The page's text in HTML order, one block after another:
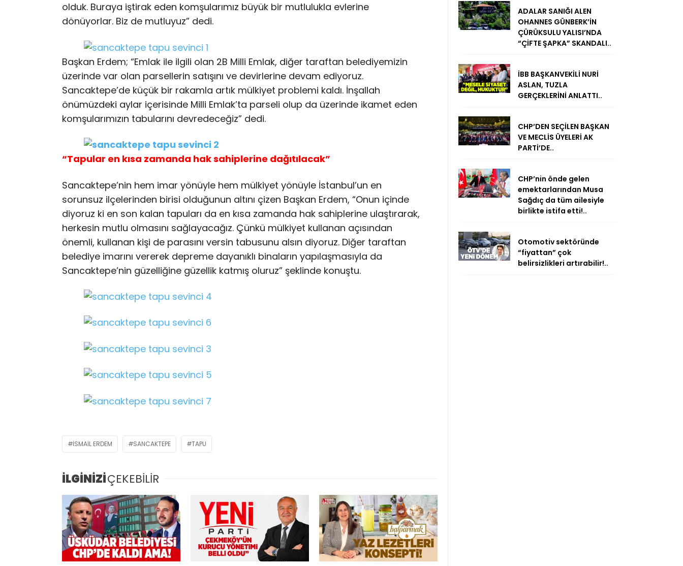
olduk. Buraya iştirak eden komşularımız büyük bir mutlulukla evlerine
dönüyorlar. Biz de mutluyuz” dedi.
Başkan Erdem; “Emlak ile ilgili olan 2B Milli Emlak, diğer taraftan belediyemizin
üzerinde var olan parsellerin satışını ve devirlerine devam ediyoruz.
Sancaktepe’de küçük bir rakamla artık mülkiyet problemi kaldı. İnşallah
önümüzdeki aylar içerisinde Milli Emlak’ta parseli olup da üzerinde ikamet eden
komşularımızın tabularını devredeceğiz” dedi.
“Tapular en kısa zamanda hak sahiplerine dağıtılacak”
Sancaktepe’nin hem imar yönüyle hem mülkiyet yönüyle İstanbul’un en
sorunsuz ilçelerinden birisi olduğunun altını çizen Başkan Erdem, “Onun içinde
diyoruz ki en son kalan tapuları da en kısa zamanda hak sahiplerine ulaştırarak,
herkesin mutlu olmasını sağlayacağız. Çünkü mülkiyet kullanan açısından
önemli, kullanan kişi de parasını versin tabusunu alsın diyoruz. Diğer taraftan
belediye imarını vererek depreme dayanıklı binaların yapılaşmasıyla da
Sancaktepe’nin güzelliğine güzellik katmış oluruz” şeklinde konuştu.
İSMAIL ERDEM SANCAKTEPE TAPU
İLGİNİZİÇEKEBİLİR
ADALAR SANIĞI ALEN
OHANNES GÜNBERK’İN
ÇÜRÜKSULU YALISI’NDA
“ÇİFTE ŞAPKA” SKANDALI..
İBB BAŞKANVEKİLİ NURİ
ASLAN, TUZLA
GERÇEKLERİNİ ANLATTI..
CHP’DEN SEÇİLEN BAŞKAN
VE MECLİS ÜYELERİ AK
PARTİ’DE..
CHP’nin önde gelen
emektarlarından Musa
Sağdıç da tüm ailesiyle
birlikte istifa etti!..
Otomotiv sektöründe
“fiyattan” çok
belirsizlikleri artırabilir!..